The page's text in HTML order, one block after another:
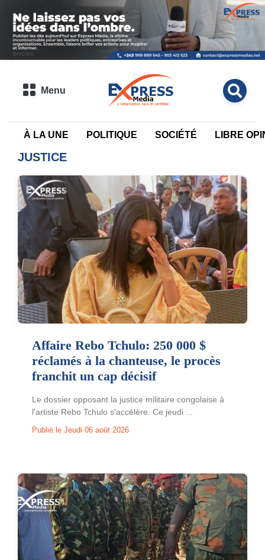
Menu
À LA UNE POLITIQUE SOCIÉTÉ LIBRE
JUSTICE
Affaire Rebo Tchulo: 250 000 $
réclamés à la chanteuse, le procès
franchit un cap décisif
Le dossier opposant la justice militaire congolaise à
l'artiste Rebo Tchulo s'accélère. Ce jeudi ...
Publié le Jeudi 06 août 2026